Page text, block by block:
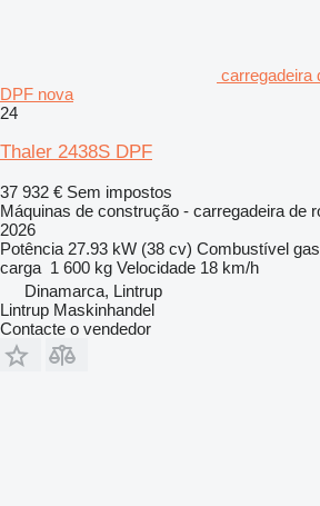
carregadeira
DPF nova
24
Thaler 2438S DPF
37 932 € Sem impostos
Máquinas de construção - carregadeira de
2026
Potência 27.93 kW (38 cv) Combustível
carga 1 600 kg Velocidade 18 km/h
Dinamarca, Lintrup
Lintrup Maskinhandel
Contacte o vendedor